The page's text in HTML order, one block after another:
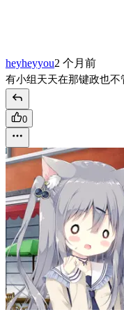
heyheyyou2 个月前
有小组天天在那键政也
0